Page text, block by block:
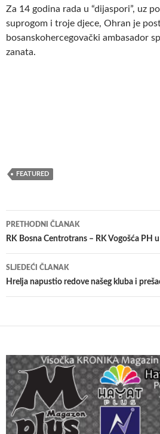
Za 14 godina rada u “dijaspori”, uz
suprogom i troje djece, Ohran je
bosanskohercegovački ambasador
zanata.
FEATURED
Navigacija
članaka
PRETHODNI ČLANAK
RK Bosna Centrotrans – RK Vogošća PH
SLJEDEĆI ČLANAK
Hrelja napustio redove našeg kluba i